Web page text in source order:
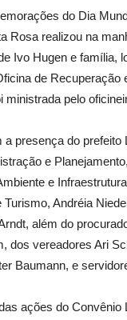
do Dia
Rosa realizou na
Ivo Hugen e família,
de Recuperação
ministrada pelo
presença do prefeito
e
e
Andréia
além do
dos vereadores Ari
Baumann, e
ações do Convênio